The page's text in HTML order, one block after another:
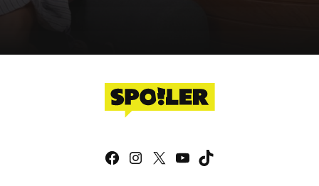
Facebook
Instagram
X YouTube